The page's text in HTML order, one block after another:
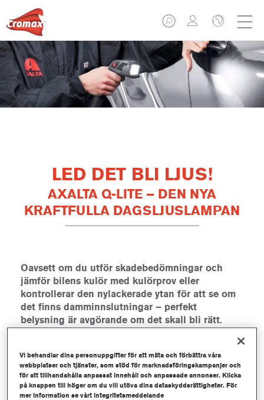
LED DET BLI LJUS!
AXALTA Q-LITE – DEN NYA
KRAFTFULLA DAGSLJUSLAMPAN
Oavsett om du utför skadebedömningar och
jämför bilens kulör med kulörprov eller
kontrollerar den nylackerade ytan för att se om
det finns damminnslutningar – perfekt
belysning är avgörande om det skall bli rätt.
lackerare att välja rätt kulör. Det förbättrade optiska
systmet med 15 högeffektslysdioder gör det möjligt för
verkstäder att ställa in ljusintensitetsnivåer i flera steg.
Detta gör det möjligt att jämföra ljusa och mörka kulörer
Vi behandlar dina personuppgifter för att mäta och förbättra våra
webbplatser och tjänster, som stöd för marknadsföringskampanjer och
för att tillhandahålla anpassat innehåll och anpassade annonser. Klicka
på knappen till höger om du vill utöva dina dataskyddsrättigheter. För
mer information se vårt integritetsmeddelande